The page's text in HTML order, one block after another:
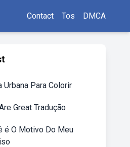
Contact Tos DMCA
Urbana Para Colorir
Great Tradução
é O Motivo Do Meu